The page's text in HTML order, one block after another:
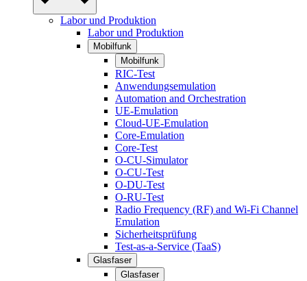
Labor und Produktion
Labor und Produktion
Mobilfunk
Mobilfunk
RIC-Test
Anwendungsemulation
Automation and Orchestration
UE-Emulation
Cloud-UE-Emulation
Core-Emulation
Core-Test
O-CU-Simulator
O-CU-Test
O-DU-Test
O-RU-Test
Radio Frequency (RF) and Wi-Fi Channel
Emulation
Sicherheitsprüfung
Test-as-a-Service (TaaS)
Glasfaser
Glasfaser